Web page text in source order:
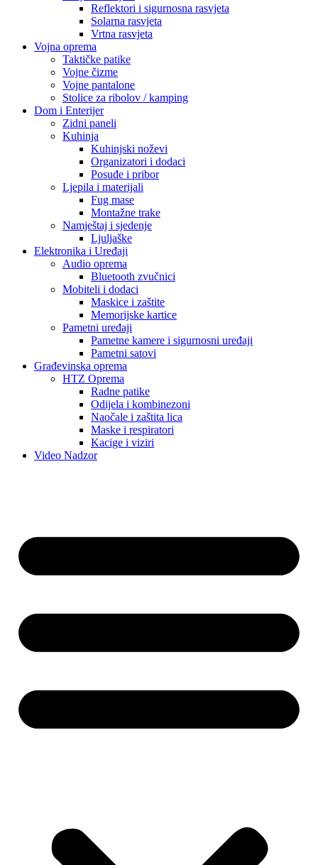
Reflektori i sigurnosna rasvjeta
Solarna rasvjeta
Vrtna rasvjeta
Vojna oprema
Taktičke patike
Vojne čizme
Vojne pantalone
Stolice za ribolov / kamping
Dom i Enterijer
Zidni paneli
Kuhinja
Kuhinjski noževi
Organizatori i dodaci
Posuđe i pribor
Ljepila i materijali
Fug mase
Montažne trake
Namještaj i sjedenje
Ljuljaške
Elektronika i Uređaji
Audio oprema
Bluetooth zvučnici
Mobiteli i dodaci
Maskice i zaštite
Memorijske kartice
Pametni uređaji
Pametne kamere i sigurnosni uređaji
Pametni satovi
Građevinska oprema
HTZ Oprema
Radne patike
Odijela i kombinezoni
Naočale i zaštita lica
Maske i respiratori
Kacige i viziri
Video Nadzor